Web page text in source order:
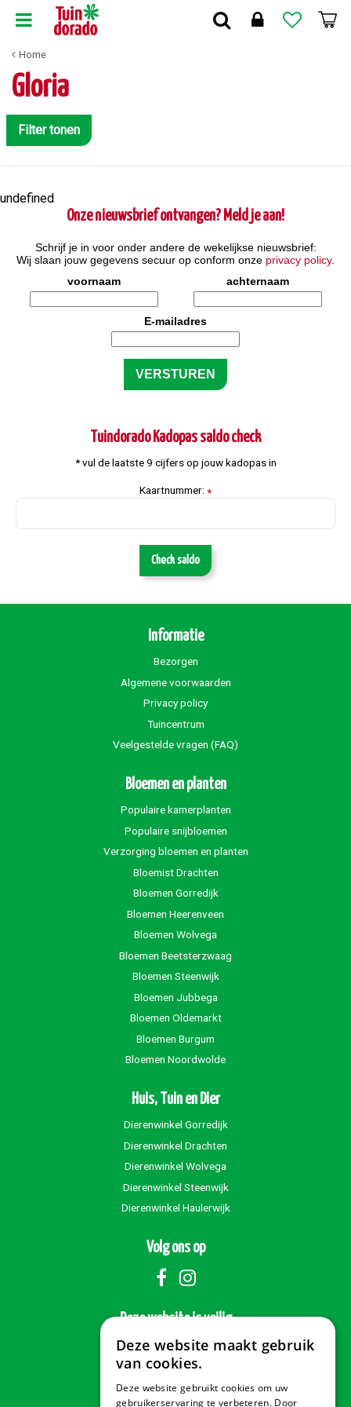
t
n
Home
Gloria
Filter tonen
undefined
Onze nieuwsbrief ontvangen? Meld je aan!
Schrijf je in voor onder andere de wekelijkse nieuwsbrief:
Wij slaan jouw gegevens secuur op conform onze privacy policy.
voornaam
achternaam
E-mailadres
Tuindorado Kadopas saldo check
* vul de laatste 9 cijfers op jouw kadopas in
Kaartnummer: *
Check saldo
Informatie
Bezorgen
Algemene voorwaarden
Privacy policy
Tuincentrum
Veelgestelde vragen (FAQ)
Bloemen en planten
Populaire kamerplanten
Populaire snijbloemen
Verzorging bloemen en planten
Bloemist Drachten
Bloemen Gorredijk
Bloemen Heerenveen
Bloemen Wolvega
Bloemen Beetsterzwaag
Bloemen Steenwijk
Bloemen Jubbega
Bloemen Oldemarkt
Bloemen Burgum
Bloemen Noordwolde
Huis, Tuin en Dier
Dierenwinkel Gorredijk
Dierenwinkel Drachten
Dierenwinkel Wolvega
Dierenwinkel Steenwijk
Dierenwinkel Haulerwijk
Volg ons op
Deze website is veilig
Veilig betalen
Deze website maakt gebruik
van cookies.
Deze website gebruikt cookies om uw
gebruikerservaring te verbeteren. Door